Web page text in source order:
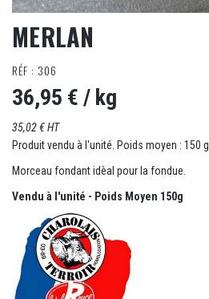
MERLAN
RÉF : 306
36,95 € / kg
35,02 € HT
Produit vendu à l'unité. Poids moyen : 150 g
Morceau fondant idèal pour la fondue.
Vendu à l'unité - Poids Moyen 150g